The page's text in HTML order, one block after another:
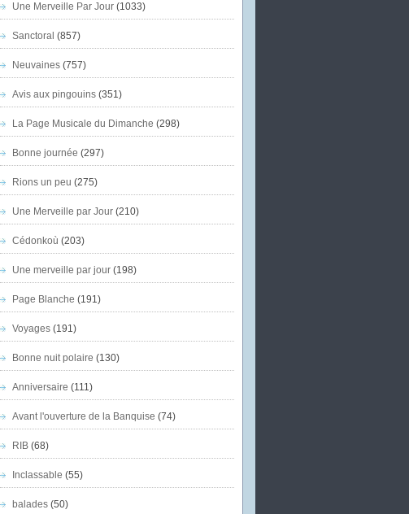
Une Merveille Par Jour(1033)
Sanctoral (857)
Neuvaines(757)
Avis aux pingouins(351)
La Page Musicale du Dimanche (298)
Bonne journée (297)
Rions un peu (275)
Une Merveille par Jour(210)
Cédonkoù (203)
Une merveille par jour(198)
Page Blanche (191)
Voyages(191)
Bonne nuit polaire (130)
Anniversaire (111)
Avant l'ouverture de la Banquise (74)
RIB(68)
Inclassable (55)
balades(50)